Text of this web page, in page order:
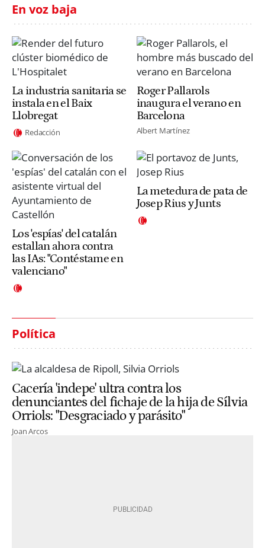
En voz baja
La industria sanitaria se
instala en el Baix
Llobregat
Redacción
Roger Pallarols
inaugura el verano en
Barcelona
Albert Martínez
Los 'espías' del catalán
estallan ahora contra
las IAs: "Contéstame en
valenciano"
La metedura de pata de
Josep Rius y Junts
Política
Cacería 'indepe' ultra contra los
denunciantes del fichaje de la hija de Sílvia
Orriols: "Desgraciado y parásito"
Joan Arcos